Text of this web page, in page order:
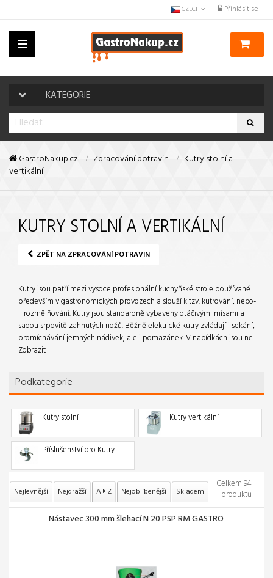
Přihlásit se
CZECH
Toggle
navigation
KATEGORIE
GastroNakup.cz Zpracování potravin
Kutry stolní a
vertikální
KUTRY STOLNÍ A VERTIKÁLNÍ
ZPĚT NA ZPRACOVÁNÍ POTRAVIN
Kutry jsou patří mezi vysoce profesionální kuchyňské stroje používané
především v gastronomických provozech a slouží k tzv. kutrování, nebo-
li rozmělňování. Kutry jsou standardně vybaveny otáčivými mísami a
sadou srpovitě zahnutých nožů. Běžně elektrické kutry zvládají i sekání,
promíchávání jemných nádivek, ale i pomazánek. V nabídkách jsou ne...
Zobrazit
Podkategorie
Kutry stolní Kutry vertikální
Příslušenství pro Kutry
Nejlevnější Nejdražší A Z Nejoblíbenější Skladem
Celkem 94
produktů
Nástavec 300 mm šlehací N 20 PSP RM GASTRO